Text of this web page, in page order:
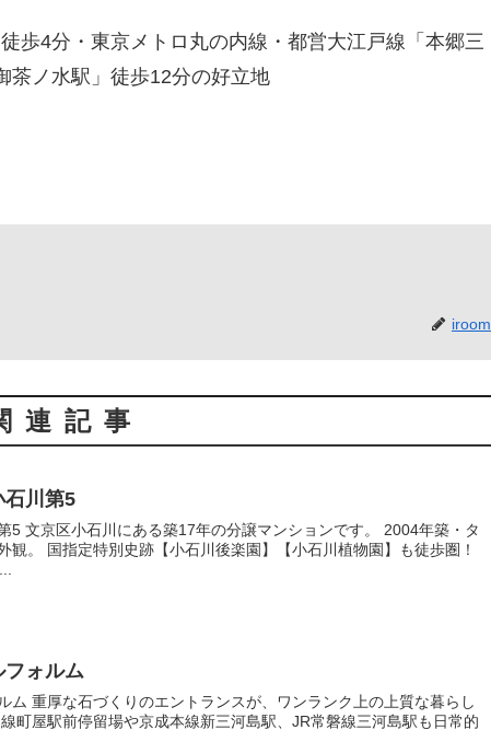
歩4分・東京メトロ丸の内線・都営大江戸線「本郷三
茶ノ水駅」徒歩12分の好立地
iroom
連記事
石川第5
年築・タ
園】も徒歩圏！
フォルム
上質な暮らし